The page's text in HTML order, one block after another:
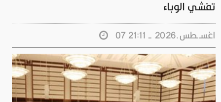
تفشي الوباء
07 اغســطس.2026 - 21:11